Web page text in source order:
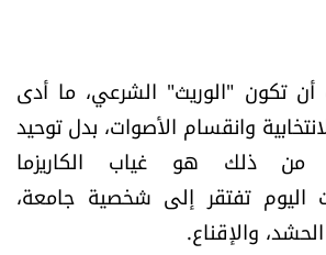
تكون "الوريث" الشرعي، ما أدى
وانقسام الأصوات، بدل توحيد
من ذلك هو غياب الكاريزما
اليوم تفتقر إلى شخصية جامعة،
والإقناع.